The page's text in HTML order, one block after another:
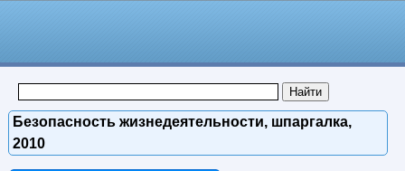
Безопасность жизнедеятельности, шпаргалка,
2010